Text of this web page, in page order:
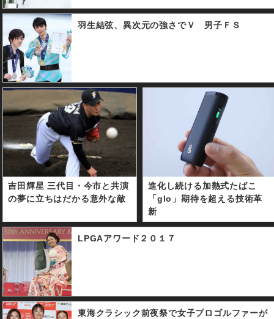
羽生結弦、異次元の強さでＶ 男子ＦＳ
吉田輝星 三代目・今市と共演
の夢に立ちはだかる意外な敵
進化し続ける加熱式たばこ
「glo」期待を超える技術革
新
LPGAアワード２０１７
東海クラシック前夜祭で女子プロゴルファーが